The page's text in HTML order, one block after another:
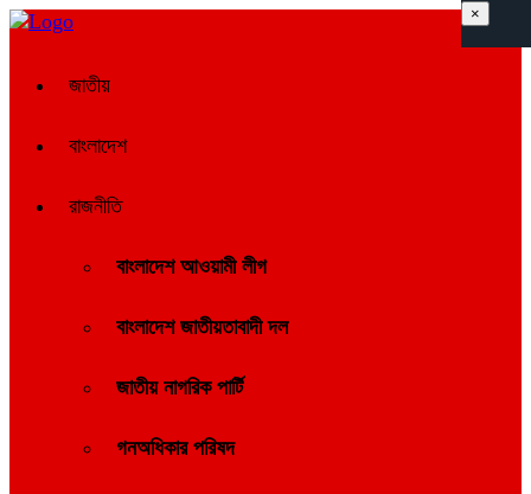
জাতীয়
বাংলাদেশ
রাজনীতি
বাংলাদেশ আওয়ামী লীগ
বাংলাদেশ জাতীয়তাবাদী দল
জাতীয় নাগরিক পার্টি
গনঅধিকার পরিষদ
×